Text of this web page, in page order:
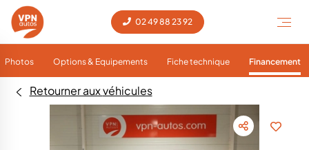
02 49 88 23 92
Photos Options & Equipements Fiche technique Financement
Retourner aux véhicules